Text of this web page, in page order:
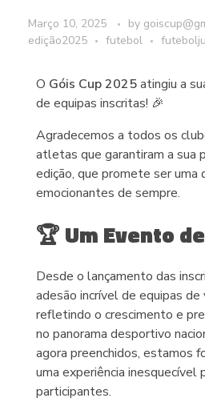
Março 10, 2025 by
edição2025
futebol
O Góis Cup 2025atingiu a
de equipas inscritas! 🎉
Agradecemos a todos os
atletas que garantiram a sua
edição, que promete ser uma
emocionantes de sempre.
🏆 Um Evento
Desde o lançamento das
adesão incrível de equipas de
refletindo o crescimento e
no panorama desportivo
agora preenchidos, estamos
uma experiência inesquecível
participantes.